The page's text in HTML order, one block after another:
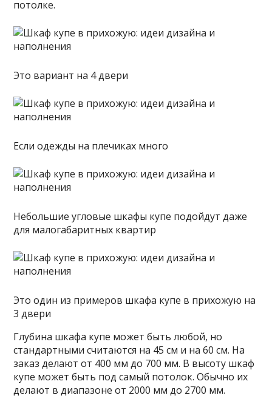
потолке.
Это вариант на 4 двери
Если одежды на плечиках много
Небольшие угловые шкафы купе подойдут даже
для малогабаритных квартир
Это один из примеров шкафа купе в прихожую на
3 двери
Глубина шкафа купе может быть любой, но
стандартными считаются на 45 см и на 60 см. На
заказ делают от 400 мм до 700 мм. В высоту шкаф
купе может быть под самый потолок. Обычно их
делают в диапазоне от 2000 мм до 2700 мм.